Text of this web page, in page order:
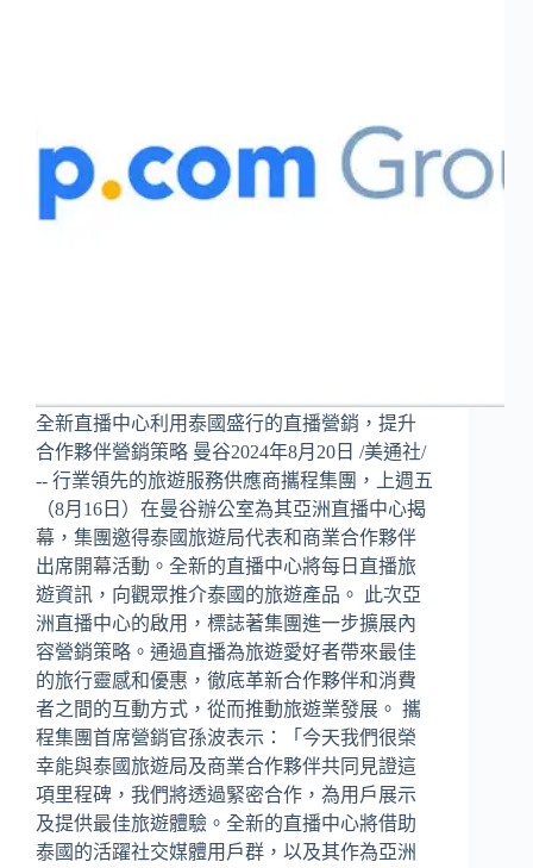
全新直播中心利用泰國盛行的直播營銷，提升
合作夥伴營銷策略 曼谷2024年8月20日 /美通社/
-- 行業領先的旅遊服務供應商攜程集團，上週五
（8月16日）在曼谷辦公室為其亞洲直播中心揭
幕，集團邀得泰國旅遊局代表和商業合作夥伴
出席開幕活動。全新的直播中心將每日直播旅
遊資訊，向觀眾推介泰國的旅遊產品。 此次亞
洲直播中心的啟用，標誌著集團進一步擴展內
容營銷策略。通過直播為旅遊愛好者帶來最佳
的旅行靈感和優惠，徹底革新合作夥伴和消費
者之間的互動方式，從而推動旅遊業發展。 攜
程集團首席營銷官孫波表示：「今天我們很榮
幸能與泰國旅遊局及商業合作夥伴共同見證這
項里程碑，我們將透過緊密合作，為用戶展示
及提供最佳旅遊體驗。全新的直播中心將借助
泰國的活躍社交媒體用戶群，以及其作為亞洲